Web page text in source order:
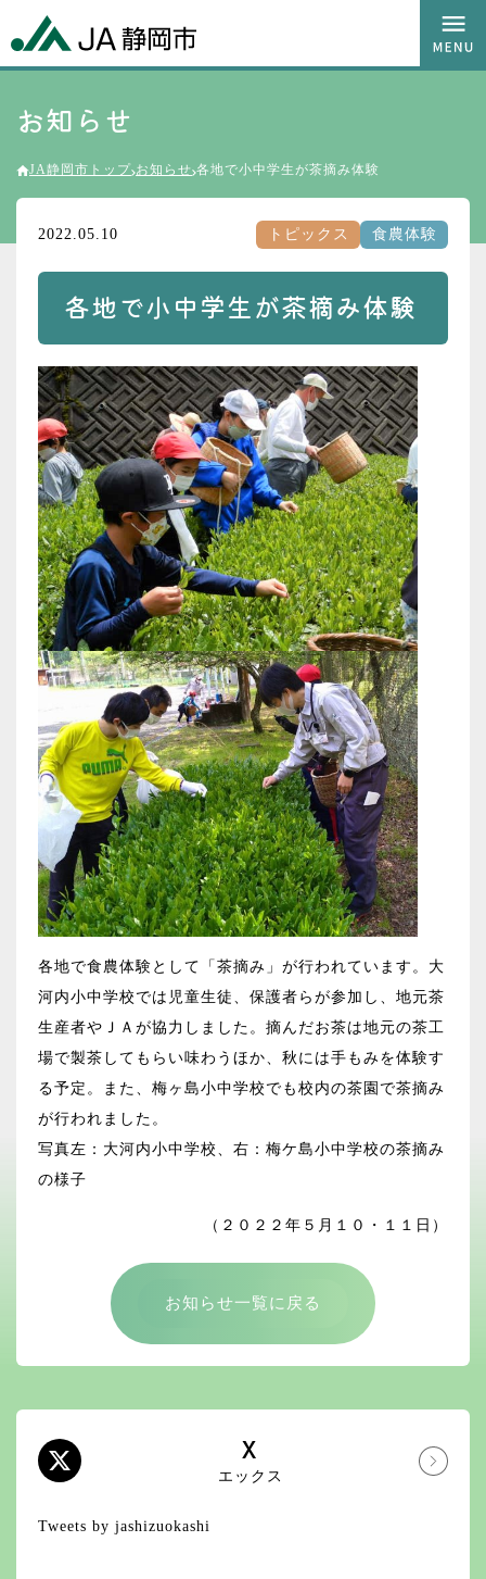
お知らせ
JA静岡市トップ お知らせ 各地で小中学生が茶摘み体験
2022.05.10 トピックス 食農体験
各地で小中学生が茶摘み体験
各地で食農体験として「茶摘み」が行われています。大
河内小中学校では児童生徒、保護者らが参加し、地元茶
生産者やＪＡが協力しました。摘んだお茶は地元の茶工
場で製茶してもらい味わうほか、秋には手もみを体験す
る予定。また、梅ヶ島小中学校でも校内の茶園で茶摘み
が行われました。
写真左：大河内小中学校、右：梅ケ島小中学校の茶摘み
の様子
（２０２２年５月１０・１１日）
お知らせ一覧に戻る
X
エックス
Tweets by jashizuokashi